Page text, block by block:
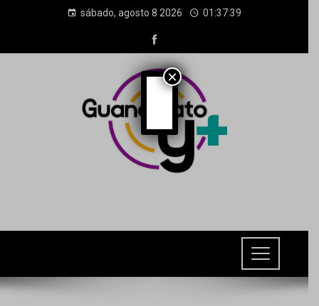
sábado, agosto 8 2026 01:37:41
×